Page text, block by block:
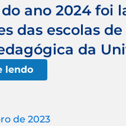
ano 2024 foi
das escolas
da
lendo
de 2023